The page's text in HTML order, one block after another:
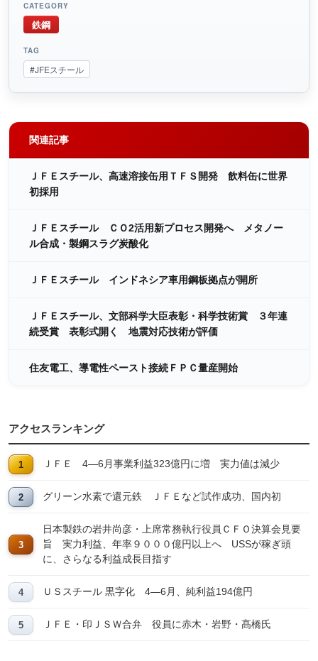
CATEGORY
鉄鋼
TAG
#JFEスチール
関連記事
ＪＦＥスチール、高速溶接缶用ＴＦＳ開発 飲料缶に世界
初採用
ＪＦＥスチール ＣＯ2活用新プロセス開発へ メタノー
ル合成・製鋼スラグ炭酸化
ＪＦＥスチール インドネシア車用鋼板拠点が開所
ＪＦＥスチール、文部科学大臣表彰・科学技術賞 ３年連
続受賞 表彰式開く 地震対応技術が評価
住友電工、導電性ペースト接続ＦＰＣ量産開始
アクセスランキング
ＪＦＥ 4―6月事業利益323億円に増 実力値は減少
グリーン水素で還元鉄 ＪＦＥなど試作成功、国内初
日本製鉄の岩井尚彦・上席常務執行役員ＣＦＯ決算会見要
旨 実力利益、年率９０００億円以上へ USSが稼ぎ頭
に、さらなる利益成長目指す
ＵＳスチール 黒字化 4―6月、純利益194億円
ＪＦＥ・印ＪＳＷ合弁 役員に赤木・岩野・髙橋氏